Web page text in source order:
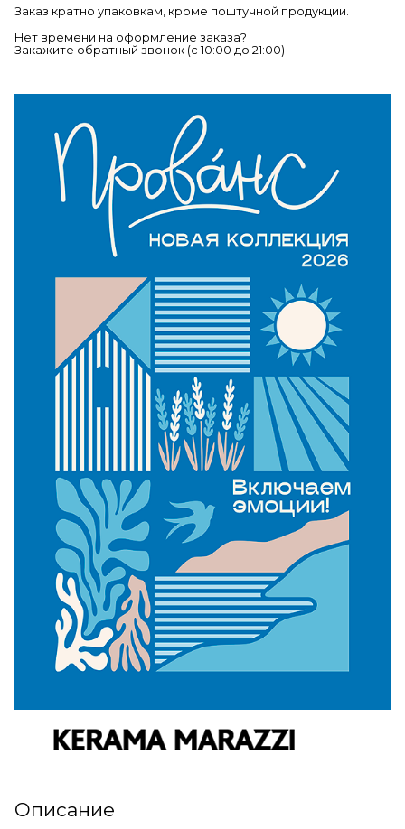
Заказ кратно упаковкам, кроме поштучной продукции.
Нет времени на оформление заказа?
Закажите обратный звонок (c 10:00 до 21:00)
Описание